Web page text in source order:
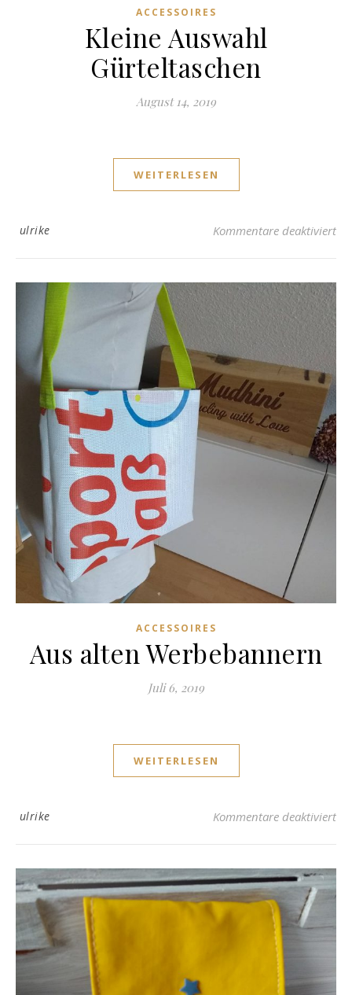
ACCESSOIRES
Kleine Auswahl
Gürteltaschen
August 14, 2019
WEITERLESEN
ulrike Kommentare deaktiviertfür
ACCESSOIRES
Aus alten Werbebannern
Juli 6, 2019
WEITERLESEN
ulrike Kommentare deaktiviertfür